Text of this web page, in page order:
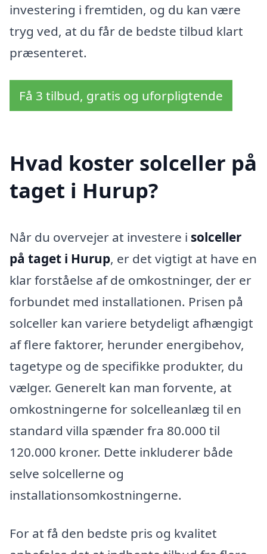
investering i fremtiden, og du kan være
tryg ved, at du får de bedste tilbud klart
præsenteret.
Få 3 tilbud, gratis og uforpligtende
Hvad koster solceller på
taget i Hurup?
Når du overvejer at investere i solceller
på taget i Hurup, er det vigtigt at have en
klar forståelse af de omkostninger, der er
forbundet med installationen. Prisen på
solceller kan variere betydeligt afhængigt
af flere faktorer, herunder energibehov,
tagetype og de specifikke produkter, du
vælger. Generelt kan man forvente, at
omkostningerne for solcelleanlæg til en
standard villa spænder fra 80.000 til
120.000 kroner. Dette inkluderer både
selve solcellerne og
installationsomkostningerne.
For at få den bedste pris og kvalitet